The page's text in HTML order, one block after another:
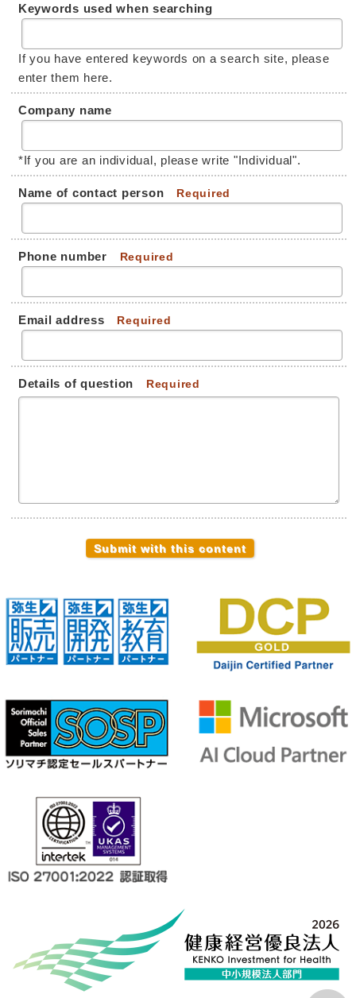
Keywords used when searching
If you have entered keywords on a search site, please
enter them here.
Company name
*If you are an individual, please write "Individual".
Name of contact person Required
Phone number Required
Email address Required
Details of question Required